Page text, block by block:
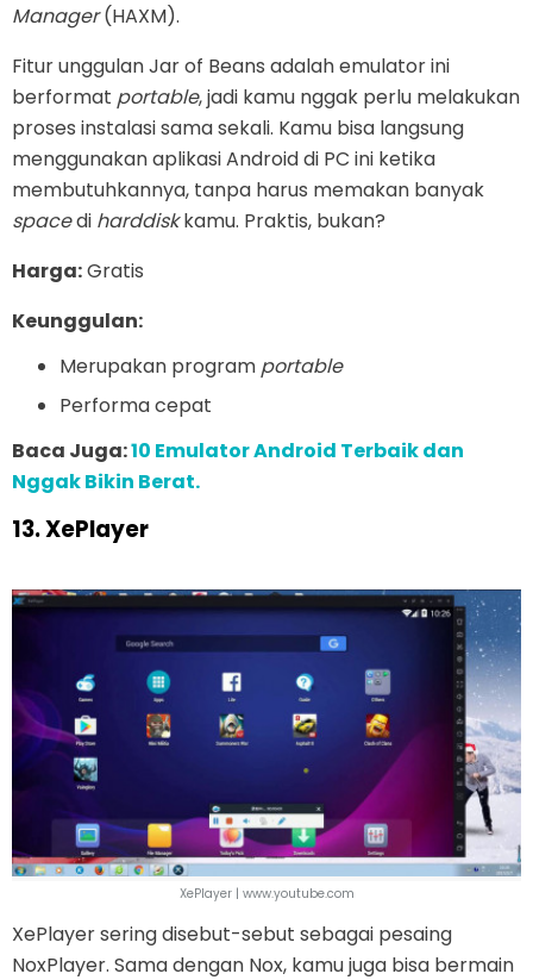
Manager(HAXM).
Fitur unggulan Jar of Beans adalah emulator ini
berformat portable, jadi kamu nggak perlu melakukan
proses instalasi sama sekali. Kamu bisa langsung
menggunakan aplikasi Android di PC ini ketika
membutuhkannya, tanpa harus memakan banyak
spacedi harddiskkamu. Praktis, bukan?
Harga:Gratis
Keunggulan:
Merupakan program portable
Performa cepat
Baca Juga:10 Emulator Android Terbaik dan
Nggak Bikin Berat.
13. XePlayer
XePlayer | www.youtube.com
XePlayer sering disebut-sebut sebagai pesaing
NoxPlayer. Sama dengan Nox, kamu juga bisa bermain